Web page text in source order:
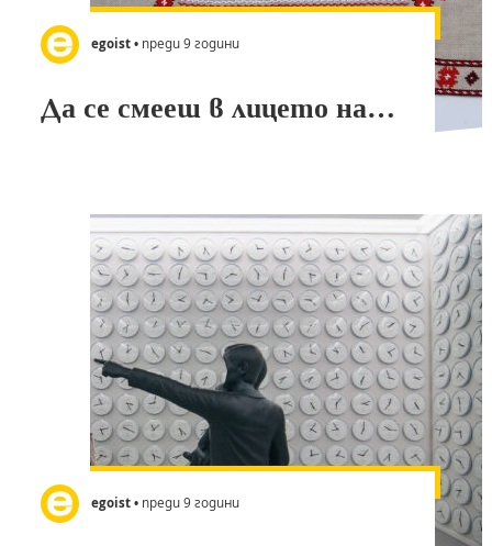
egoist• преди 9 години
Да се смееш в лицето на…
egoist• преди 9 години